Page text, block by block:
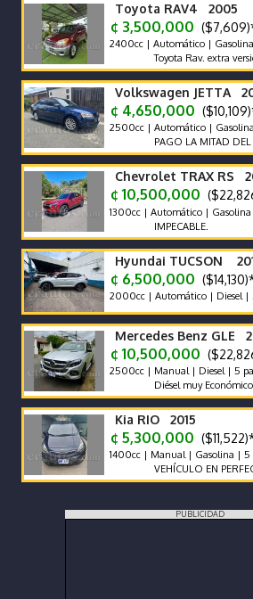
Toyota RAV4 2005
¢ 3,500,000
2400cc | Automático |
Toyota Rav. extra version
Volkswagen JETTA
¢ 4,650,000
2500cc | Automático |
PAGO LA MITAD DEL
Chevrolet TRAX RS
¢ 10,500,000
1300cc | Automático | Gasolina
IMPECABLE.
Hyundai TUCSON
¢ 6,500,000
2000cc | Automático | Diesel |
Mercedes Benz GLE
¢ 10,500,000
2500cc | Manual | Diesel | 5
Diésel muy Económico
Kia RIO 2015
¢ 5,300,000
1400cc | Manual | Gasolina | 5
VEHÍCULO EN PERFECTO
PUBLICIDAD